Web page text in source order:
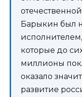
Барыкин был
которые до
миллионы
оказало
развитие